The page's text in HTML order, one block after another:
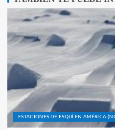
ESTACIONES DE ESQUÍ EN AMÉRICA